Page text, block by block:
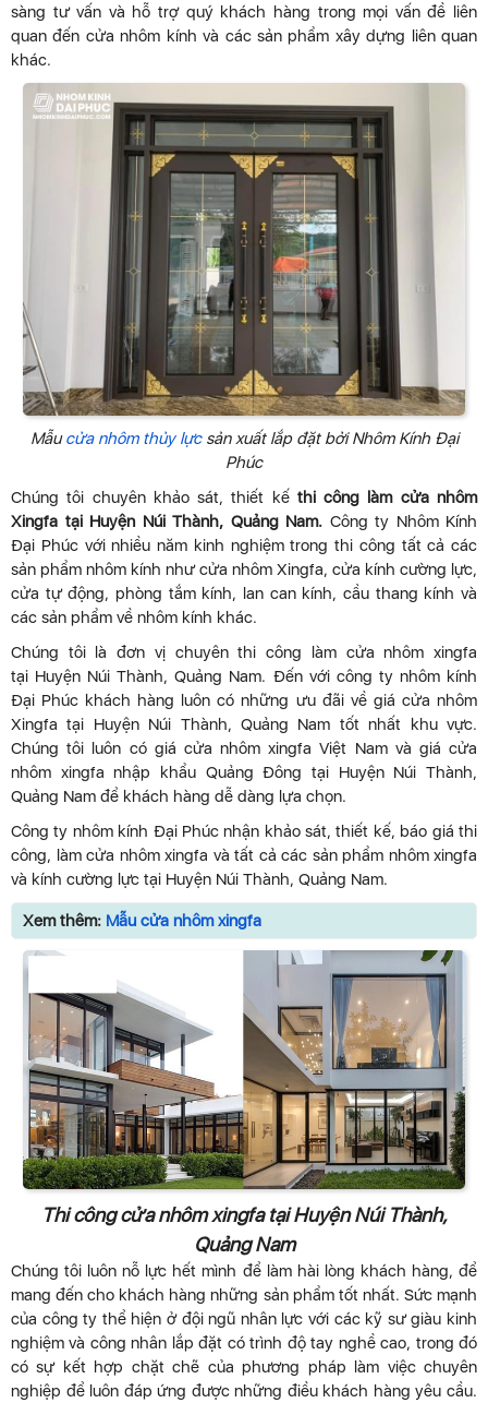
sàng tư vấn và hỗ trợ quý khách hàng trong mọi vấn đề liên
quan đến cửa nhôm kính và các sản phẩm xây dựng liên quan
khác.
Mẫucửa nhôm thủy lựcsản xuất lắp đặt bởi Nhôm Kính Đại
Phúc
Chúng tôi chuyên khảo sát, thiết kế thi công làm cửa nhôm
Xingfa tại Huyện Núi Thành, Quảng Nam. Công ty Nhôm Kính
Đại Phúc với nhiều năm kinh nghiệm trong thi công tất cả các
sản phẩm nhôm kính như cửa nhôm Xingfa, cửa kính cường lực,
cửa tự động, phòng tắm kính, lan can kính, cầu thang kính và
các sản phẩm về nhôm kính khác.
Chúng tôi là đơn vị chuyên thi công làm cửa nhôm xingfa
tại Huyện Núi Thành, Quảng Nam. Đến với công ty nhôm kính
Đại Phúc khách hàng luôn có những ưu đãi về giá cửa nhôm
Xingfa tại Huyện Núi Thành, Quảng Nam tốt nhất khu vực.
Chúng tôi luôn có giá cửa nhôm xingfa Việt Nam và giá cửa
nhôm xingfa nhập khẩu Quảng Đông tại Huyện Núi Thành,
Quảng Nam để khách hàng dễ dàng lựa chọn.
Công ty nhôm kính Đại Phúc nhận khảo sát, thiết kế, báo giá thi
công, làm cửa nhôm xingfa và tất cả các sản phẩm nhôm xingfa
và kính cường lực tại Huyện Núi Thành, Quảng Nam.
Xem thêm: Mẫu cửa nhôm xingfa
Thi công cửa nhôm xingfa tại Huyện Núi Thành,
Quảng Nam
Chúng tôi luôn nỗ lực hết mình để làm hài lòng khách hàng, để
mang đến cho khách hàng những sản phẩm tốt nhất. Sức mạnh
của công ty thể hiện ở đội ngũ nhân lực với các kỹ sư giàu kinh
nghiệm và công nhân lắp đặt có trình độ tay nghề cao, trong đó
có sự kết hợp chặt chẽ của phương pháp làm việc chuyên
nghiệp để luôn đáp ứng được những điều khách hàng yêu cầu.